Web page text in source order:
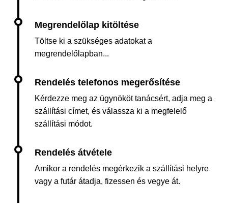
Töltse ki a szükséges adatokat a
megrendelőlapban...
Kérdezze meg az ügynököt tanácsért, adja meg a
szállítási címet, és válassza ki a megfelelő
szállítási módot.
Amikor a rendelés megérkezik a szállítási helyre
vagy a futár átadja, fizessen és vegye át.